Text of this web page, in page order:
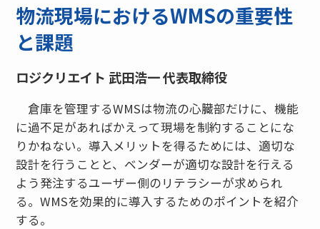
物流現場におけるWMSの重要性
と課題
ロジクリエイト 武田浩一 代表取締役
倉庫を管理するWMSは物流の心臓部だけに、機能
に過不足があればかえって現場を制約することにな
りかねない。導入メリットを得るためには、適切な
設計を行うことと、ベンダーが適切な設計を行える
よう発注するユーザー側のリテラシーが求められ
る。WMSを効果的に導入するためのポイントを紹介
する。